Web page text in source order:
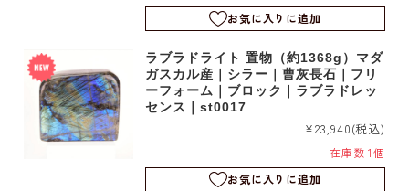
お気に入りに追加
ラブラドライト 置物（約1368g）マダ
ガスカル産｜シラー｜曹灰長石｜フリ
ーフォーム｜ブロック｜ラブラドレッ
センス｜st0017
¥23,940(税込)
在庫数 1個
お気に入りに追加